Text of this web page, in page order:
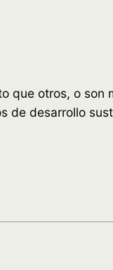
que otros, o son
de desarrollo